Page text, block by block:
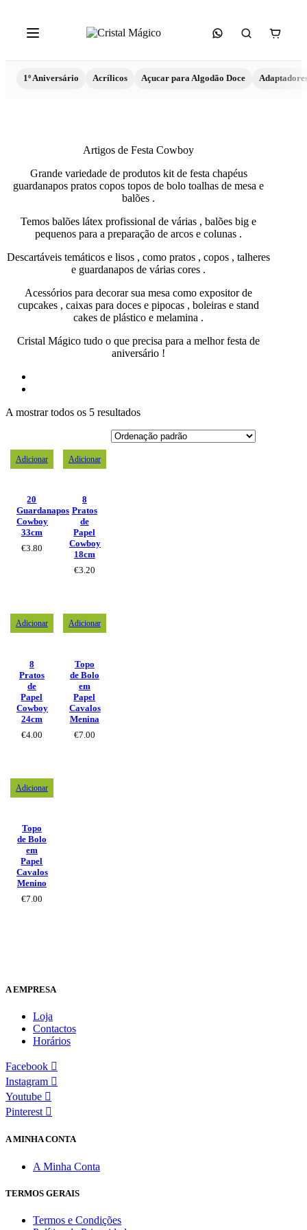
1º Aniversário Acrílicos Açucar para Algodão Doce
Artigos de Festa Cowboy
Grande variedade de produtos kit de festa chapéus
guardanapos pratos copos topos de bolo toalhas de mesa e
balões .
Temos balões látex profissional de várias , balões big e
pequenos para a preparação de arcos e colunas .
Descartáveis temáticos e lisos , como pratos , copos , talheres
e guardanapos de várias cores .
Acessórios para decorar sua mesa como expositor de
cupcakes , caixas para doces e pipocas , boleiras e stand
cakes de plástico e melamina .
Cristal Mágico tudo o que precisa para a melhor festa de
aniversário !
A mostrar todos os 5 resultados
Adicionar
20
Guardanapos
Cowboy
33cm
€3.80
Adicionar
8
Pratos
de
Papel
Cowboy
18cm
€3.20
Adicionar
8
Pratos
de
Papel
Cowboy
24cm
€4.00
Adicionar
Topo
de Bolo
em
Papel
Cavalos
Menina
€7.00
Adicionar
Topo
de Bolo
em
Papel
Cavalos
Menino
€7.00
A EMPRESA
Loja
Contactos
Horários
Facebook
Instagram
Youtube
Pinterest
A MINHA CONTA
A Minha Conta
TERMOS GERAIS
Termos e Condições